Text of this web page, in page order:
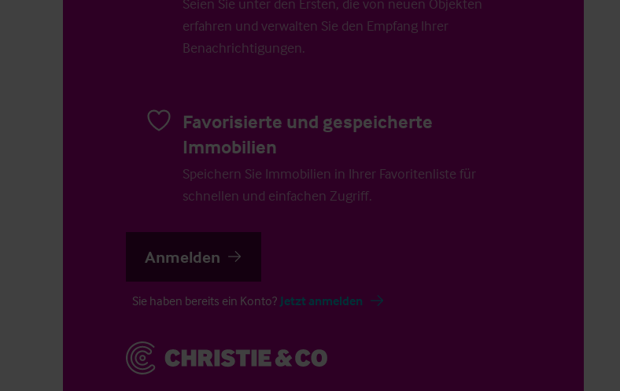
erfahren und verwalten Sie den Empfang Ihrer
Benachrichtigungen.
Favorisierte und gespeicherte
Immobilien
Speichern Sie Immobilien in Ihrer Favoritenliste für
schnellen und einfachen Zugriff.
Anmelden
Sie haben bereits ein Konto? Jetzt anmelden